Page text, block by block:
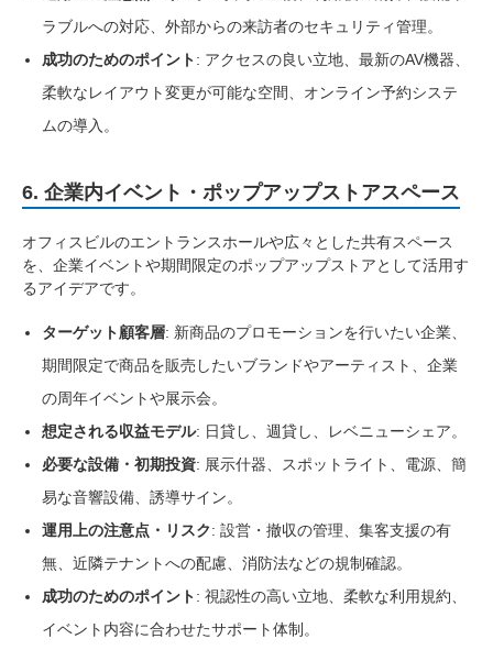
ラブルへの対応、外部からの来訪者のセキュリティ管理。
成功のためのポイント: アクセスの良い立地、最新のAV機器、
柔軟なレイアウト変更が可能な空間、オンライン予約システ
ムの導入。
6. 企業内イベント・ポップアップストアスペース
オフィスビルのエントランスホールや広々とした共有スペース
を、企業イベントや期間限定のポップアップストアとして活用す
るアイデアです。
ターゲット顧客層: 新商品のプロモーションを行いたい企業、
期間限定で商品を販売したいブランドやアーティスト、企業
の周年イベントや展示会。
想定される収益モデル: 日貸し、週貸し、レベニューシェア。
必要な設備・初期投資: 展示什器、スポットライト、電源、簡
易な音響設備、誘導サイン。
運用上の注意点・リスク: 設営・撤収の管理、集客支援の有
無、近隣テナントへの配慮、消防法などの規制確認。
成功のためのポイント: 視認性の高い立地、柔軟な利用規約、
イベント内容に合わせたサポート体制。